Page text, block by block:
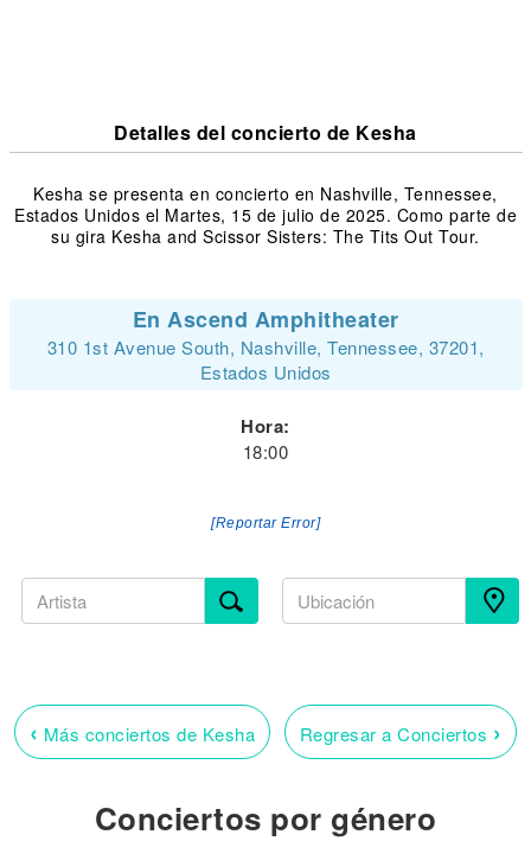
Detalles del concierto de Kesha
Kesha se presenta en concierto en Nashville, Tennessee,
Estados Unidos el Martes, 15 de julio de 2025. Como parte de
su gira Kesha and Scissor Sisters: The Tits Out Tour.
En Ascend Amphitheater
310 1st Avenue South, Nashville, Tennessee, 37201,
Estados Unidos
Hora:
18:00
[Reportar Error]
‹ Más conciertos de Kesha Regresar a Conciertos ›
Conciertos por género